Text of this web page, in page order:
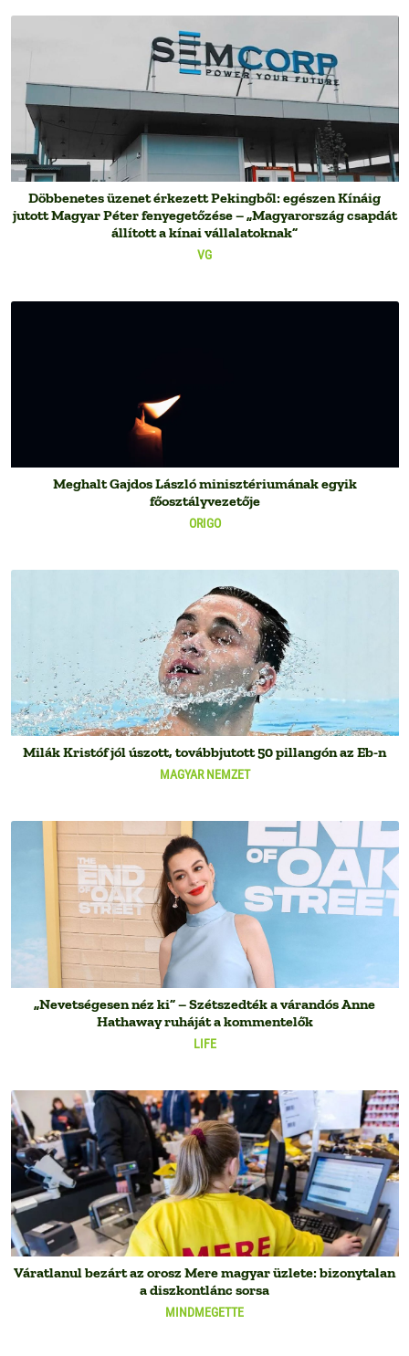
VG
Döbbenetes üzenet érkezett Pekingből: egészen Kínáig
jutott Magyar Péter fenyegetőzése – „Magyarország csapdát
állított a kínai vállalatoknak”
ORIGO
Meghalt Gajdos László minisztériumának egyik
főosztályvezetője
MAGYAR NEMZET
Milák Kristóf jól úszott, továbbjutott 50 pillangón az Eb-n
LIFE
„Nevetségesen néz ki” – Szétszedték a várandós Anne
Hathaway ruháját a kommentelők
MINDMEGETTE
Váratlanul bezárt az orosz Mere magyar üzlete: bizonytalan
a diszkontlánc sorsa